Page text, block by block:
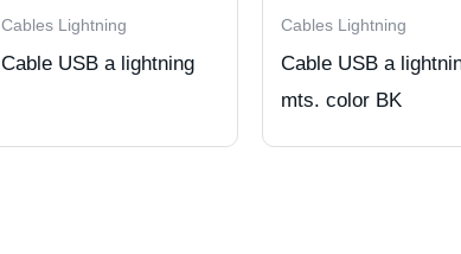
Cables Lightning
Cable USB a lightning
Cables Lightning
Cable USB a lightning 1
mts. color BK